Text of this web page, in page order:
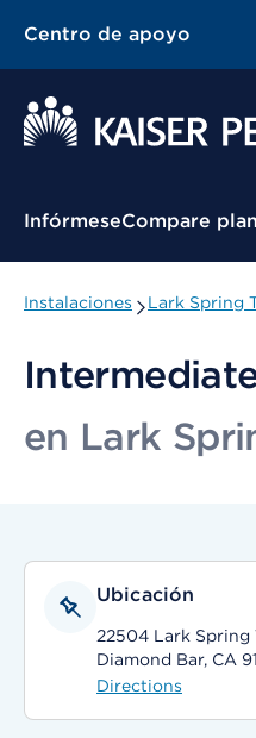
Centro de apoyo
Menú contextual
InfórmeseCompare
Instalaciones Lark Spring
en Lark
Ubicación
22504 Lark Spring
Diamond Bar, CA
Directions